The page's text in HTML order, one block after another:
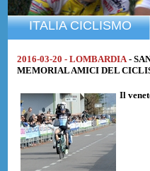
ITALIA CICLISMO
2016-03-20 - LOMBARDIA -
MEMORIAL AMICI DEL
Il